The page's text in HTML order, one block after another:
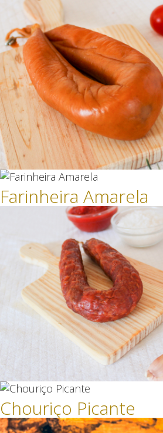
Farinheira Amarela
Chouriço Picante